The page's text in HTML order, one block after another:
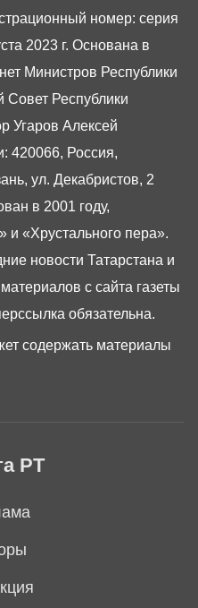
РТ
номер: серия
2023 г. Основана в
Министров Республики
Совет Республики
Угаров Алексей
420066, Россия,
ул. Декабристов, 2
в 2001 году,
и «Хрустального пера».
новости Татарстана и
с сайта газеты
обязательна.
содержать материалы